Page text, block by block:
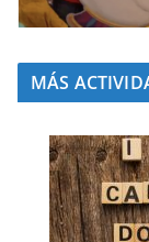
MÁS